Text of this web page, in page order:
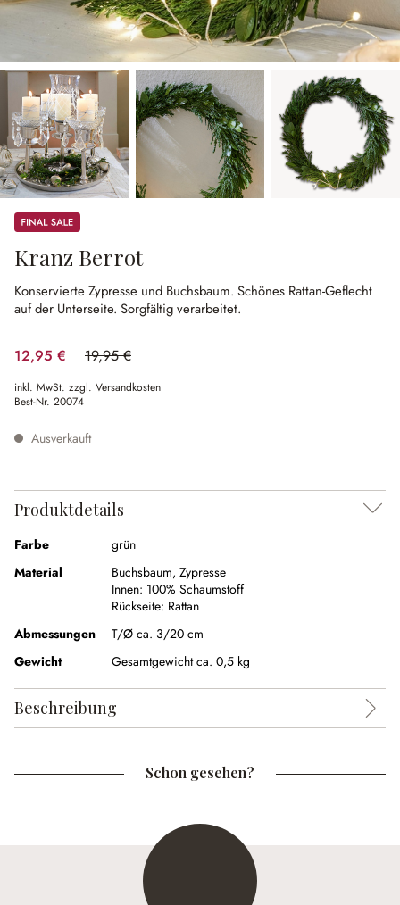
Sale
Kranz Berrot
Konservierte Zypresse und Buchsbaum. Schönes Rattan-Geflecht
auf der Unterseite. Sorgfältig verarbeitet.
12,95 € 19,95 €
(35.09% gespart)
inkl. MwSt. zzgl. Versandkosten
Best-Nr. 20074
Ausverkauft
Produktdetails
Farbe
grün
Material
Buchsbaum, Zypresse
Innen: 100% Schaumstoff
Rückseite: Rattan
Abmessungen
T/Ø ca. 3/20 cm
Gewicht
Gesamtgewicht ca. 0,5 kg
Beschreibung
Schon gesehen?